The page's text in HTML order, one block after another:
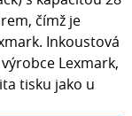
čímž je
Inkoustová
Lexmark,
tisku jako u